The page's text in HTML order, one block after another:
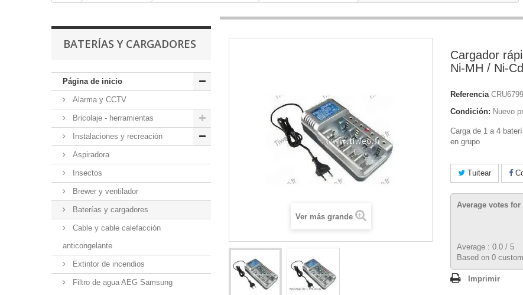
BATERÍAS Y CARGADORES
Página de inicio
Alarma y CCTV
Bricolaje - herramientas
Instalaciones y recreación
Aspiradora
Insectos
Brewer y ventilador
Baterías y cargadores
Cable y cable calefacción
anticongelante
Extintor de incendios
Filtro de agua AEG Samsung
Ver más grande
Cargador
Ni-MH / Ni-Cd
Referencia CRU6799
Condición: Nuevo
Carga de 1 a 4
en grupo
Tuitear
Average votes
Average : 0.0 / 5
Based on 0
Imprimir